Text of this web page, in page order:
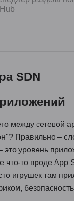
SDN
между сетевой
Правильно –
это уровень
что-то вроде App
игрушек там